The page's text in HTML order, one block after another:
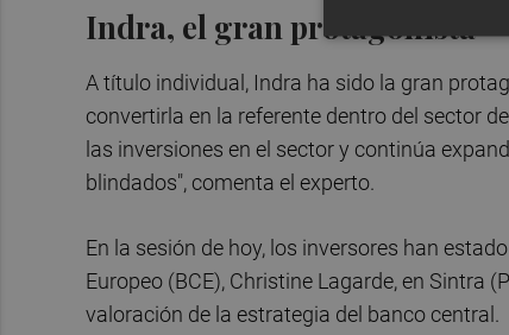
Indra, el gran protagonista
A título individual, Indra ha sido la gran
convertirla en la referente dentro del sector
las inversiones en el sector y continúa
blindados", comenta el experto.
En la sesión de hoy, los inversores han
Europeo (BCE), Christine Lagarde, en Sintra
valoración de la estrategia del banco central.